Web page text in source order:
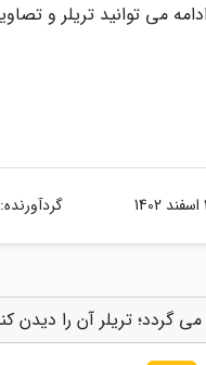
می توانید تریلر و